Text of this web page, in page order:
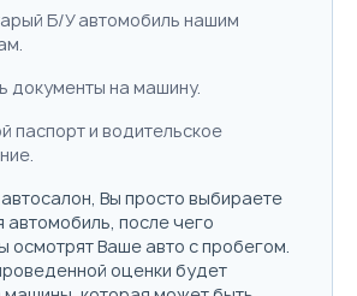
Привод Макс. скорость
комплектации
Б/У автомобиль нашим
документы на машину.
паспорт и водительское
Вы просто выбираете
автомобиль, после чего
осмотрят Ваше авто с пробегом.
оценки будет